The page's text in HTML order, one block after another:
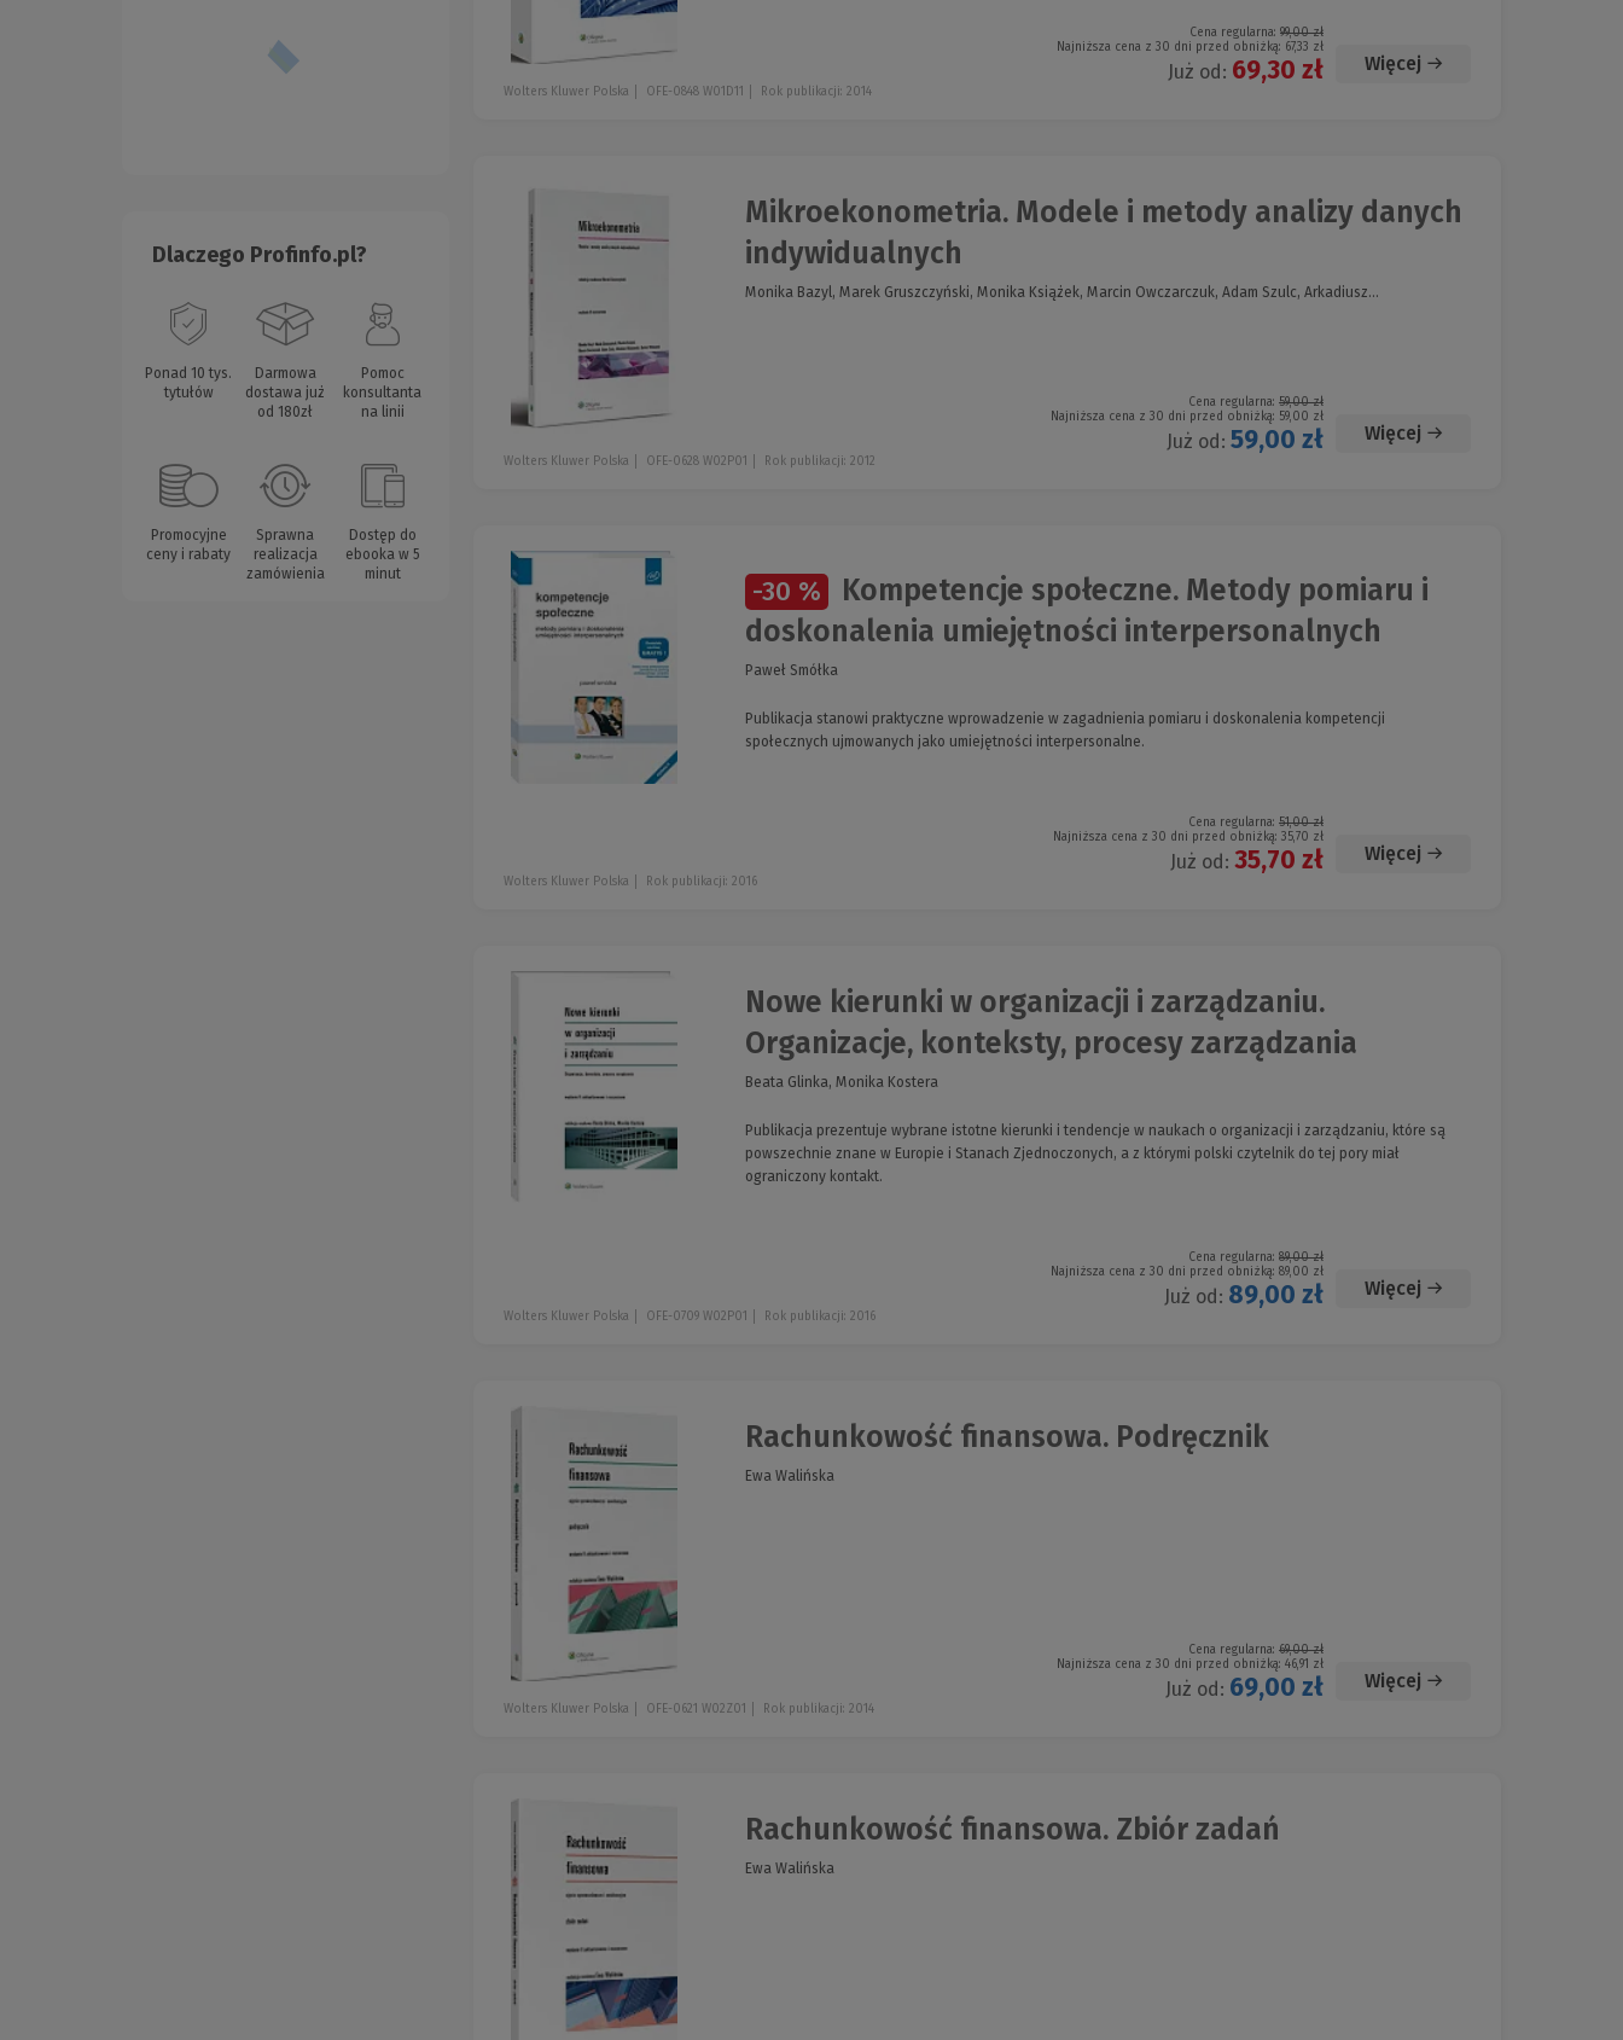
Dlaczego Profinfo.pl?
Ponad 10 tys.
tytułów
Darmowa
dostawa już
od 180zł
Pomoc
konsultanta
na linii
Promocyjne
ceny i rabaty
Sprawna
realizacja
zamówienia
Dostęp do
ebooka w 5
minut
Cena regularna: 99,00 zł
Najniższa cena z 30 dni przed obniżką: 67,33 zł
Już od: 69,30 zł Więcej
Wolters Kluwer Polska OFE-0848 W01D11 Rok publikacji: 2014
Mikroekonometria. Modele i metody analizy danych
indywidualnych
Monika Bazyl, Marek Gruszczyński, Monika Książek, Marcin Owczarczuk, Adam Szulc, Arkadiusz...
Cena regularna: 59,00 zł
Najniższa cena z 30 dni przed obniżką: 59,00 zł
Już od: 59,00 zł Więcej
Wolters Kluwer Polska OFE-0628 W02P01 Rok publikacji: 2012
-30 %
Kompetencje społeczne. Metody pomiaru i
doskonalenia umiejętności interpersonalnych
Paweł Smółka
Publikacja stanowi praktyczne wprowadzenie w zagadnienia pomiaru i doskonalenia kompetencji
społecznych ujmowanych jako umiejętności interpersonalne.
Cena regularna: 51,00 zł
Najniższa cena z 30 dni przed obniżką: 35,70 zł
Już od: 35,70 zł Więcej
Wolters Kluwer Polska Rok publikacji: 2016
Nowe kierunki w organizacji i zarządzaniu.
Organizacje, konteksty, procesy zarządzania
Beata Glinka, Monika Kostera
Publikacja prezentuje wybrane istotne kierunki i tendencje w naukach o organizacji i zarządzaniu, które są
powszechnie znane w Europie i Stanach Zjednoczonych, a z którymi polski czytelnik do tej pory miał
ograniczony kontakt.
Cena regularna: 89,00 zł
Najniższa cena z 30 dni przed obniżką: 89,00 zł
Już od: 89,00 zł Więcej
Wolters Kluwer Polska OFE-0709 W02P01 Rok publikacji: 2016
Rachunkowość finansowa. Podręcznik
Ewa Walińska
Cena regularna: 69,00 zł
Najniższa cena z 30 dni przed obniżką: 46,91 zł
Już od: 69,00 zł Więcej
Wolters Kluwer Polska OFE-0621 W02Z01 Rok publikacji: 2014
Rachunkowość finansowa. Zbiór zadań
Ewa Walińska